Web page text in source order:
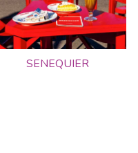
SENEQUIER